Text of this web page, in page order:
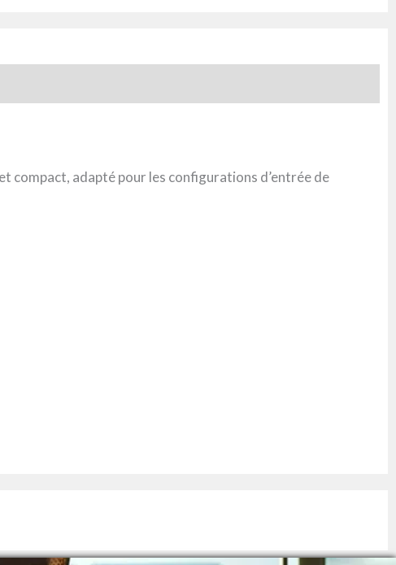
compact, adapté pour les configurations d’entrée de